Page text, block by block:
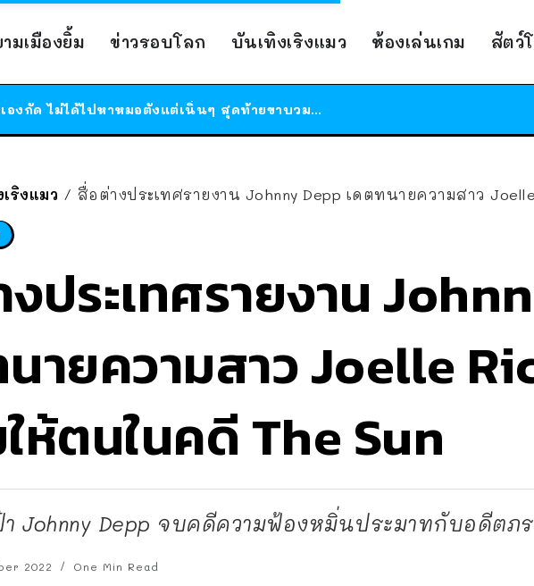
มเมืองยิ้ม ข่าวรอบโลก บันเทิงเริงแมว ห้องเล่นเกม สัตว์
สาวญี่ปุ่นโดนแมวตัวเองกัด ไม่ได้ไปหาหมอตั้งแต่เนิ่นๆ สุดท้ายขาบวม กลายเป็นโรคเนื้อเน่า เตือนทาสแมวทั้งหลายให้ระวัง
ริงแมว / สื่อต่างประเทศรายงาน Johnny Depp เดตทนายความสาว Joelle
ประเทศรายงาน
ายความสาว Joelle
ห้ตนในคดี The Sun
Johnny Depp จบคดีความฟ้องหมิ่นประมาทกับอดีตภร
2022 One Min Read